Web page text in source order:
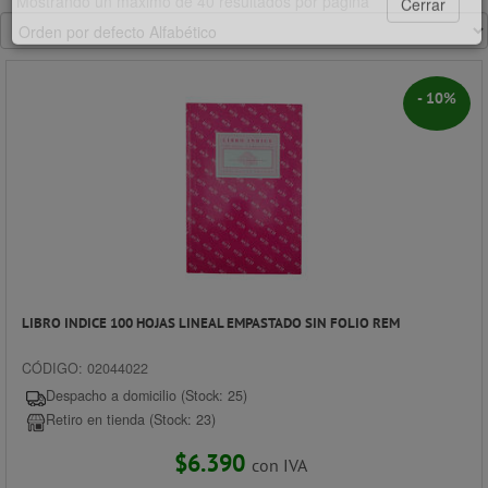
4°C Nublado
Tucapel 434 - 444, Concepción.
tucapel@giorgiomarket.cl
Código Postal: 4070056
Sábados:
4°C
- 10%
LIBRO INDICE 100 HOJAS LINEAL EMPASTADO SIN FOLIO REM
CÓDIGO: 02044022
Despacho a domicilio (Stock: 25)
Retiro en tienda (Stock: 23)
$6.390 con IVA